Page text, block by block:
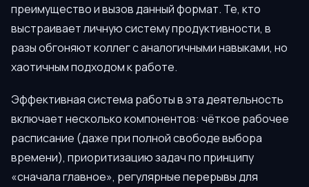
преимущество и вызов данный формат. Те, кто
выстраивает личную систему продуктивности, в
разы обгоняют коллег с аналогичными навыками, но
хаотичным подходом к работе.
Эффективная система работы в эта деятельность
включает несколько компонентов: чёткое рабочее
расписание (даже при полной свободе выбора
времени), приоритизацию задач по принципу
«сначала главное», регулярные перерывы для